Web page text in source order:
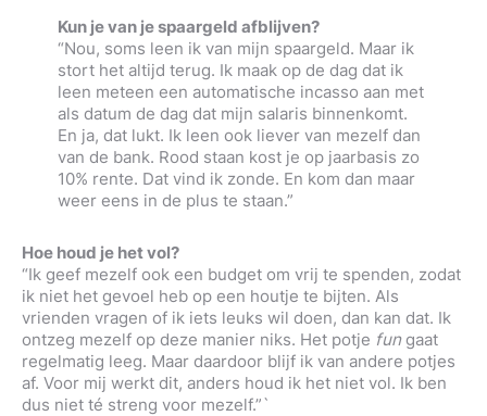
Kun je van je spaargeld afblijven?
“Nou, soms leen ik van mijn spaargeld. Maar ik
stort het altijd terug. Ik maak op de dag dat ik
leen meteen een automatische incasso aan met
als datum de dag dat mijn salaris binnenkomt.
En ja, dat lukt. Ik leen ook liever van mezelf dan
van de bank. Rood staan kost je op jaarbasis zo
10% rente. Dat vind ik zonde. En kom dan maar
weer eens in de plus te staan.”
Hoe houd je het vol?
“Ik geef mezelf ook een budget om vrij te spenden, zodat
ik niet het gevoel heb op een houtje te bijten. Als
vrienden vragen of ik iets leuks wil doen, dan kan dat. Ik
ontzeg mezelf op deze manier niks. Het potje fungaat
regelmatig leeg. Maar daardoor blijf ik van andere potjes
af. Voor mij werkt dit, anders houd ik het niet vol. Ik ben
dus niet té streng voor mezelf.”`